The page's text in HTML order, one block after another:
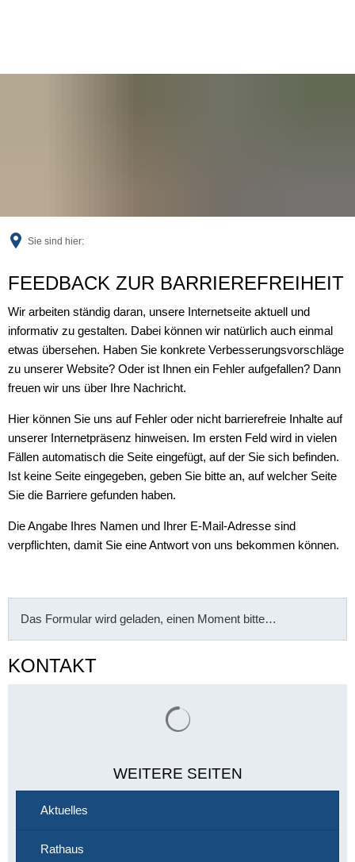
Sie sind hier:
Feedback
FEEDBACK ZUR BARRIEREFREIHEIT
Wir arbeiten ständig daran, unsere Internetseite aktuell und
informativ zu gestalten. Dabei können wir natürlich auch einmal
etwas übersehen. Haben Sie konkrete Verbesserungsvorschläge
zu unserer Website? Oder ist Ihnen ein Fehler aufgefallen? Dann
freuen wir uns über Ihre Nachricht.
Hier können Sie uns auf Fehler oder nicht barrierefreie Inhalte auf
unserer Internetpräsenz hinweisen. Im ersten Feld wird in vielen
Fällen automatisch die Seite eingefügt, auf der Sie sich befinden.
Ist keine Seite eingegeben, geben Sie bitte an, auf welcher Seite
Sie die Barriere gefunden haben.
Die Angabe Ihres Namen und Ihrer E-Mail-Adresse sind
verpflichten, damit Sie eine Antwort von uns bekommen können.
Das Formular wird geladen, einen Moment bitte…
KONTAKT
WEITERE SEITEN
Aktuelles
Rathaus